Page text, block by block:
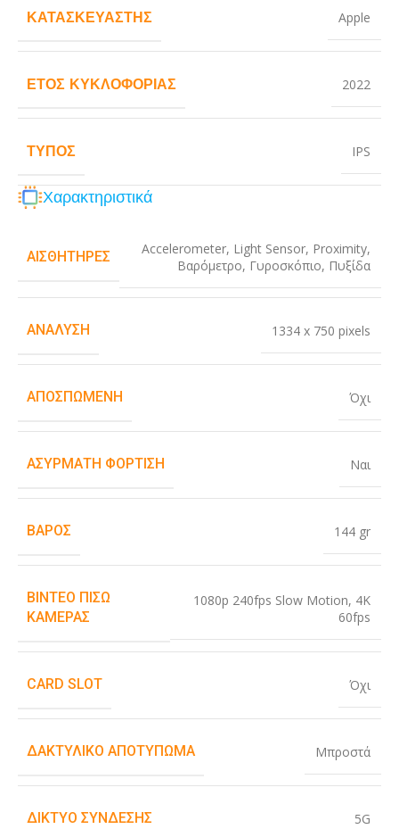
ΚΑΤΑΣΚΕΥΑΣΤΉΣ Apple
ΈΤΟΣ ΚΥΚΛΟΦΟΡΊΑΣ 2022
ΤΎΠΟΣ IPS
Χαρακτηριστικά
ΑΙΣΘΗΤΉΡΕΣ Accelerometer, Light Sensor, Proximity,
Βαρόμετρο, Γυροσκόπιο, Πυξίδα
ΑΝΆΛΥΣΗ 1334 x 750 pixels
ΑΠΟΣΠΏΜΕΝΗ Όχι
ΑΣΎΡΜΑΤΗ ΦΌΡΤΙΣΗ Ναι
ΒΆΡΟΣ 144 gr
ΒΊΝΤΕΟ ΠΊΣΩ
ΚΆΜΕΡΑΣ
1080p 240fps Slow Motion, 4K
60fps
CARD SLOT Όχι
ΔΑΚΤΥΛΙΚΌ ΑΠΟΤΎΠΩΜΑ Μπροστά
ΔΊΚΤΥΟ ΣΎΝΔΕΣΗΣ 5G